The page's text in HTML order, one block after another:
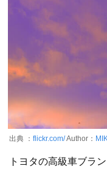
出典 ： flickr.com/Author：
トヨタの高級車ブラ